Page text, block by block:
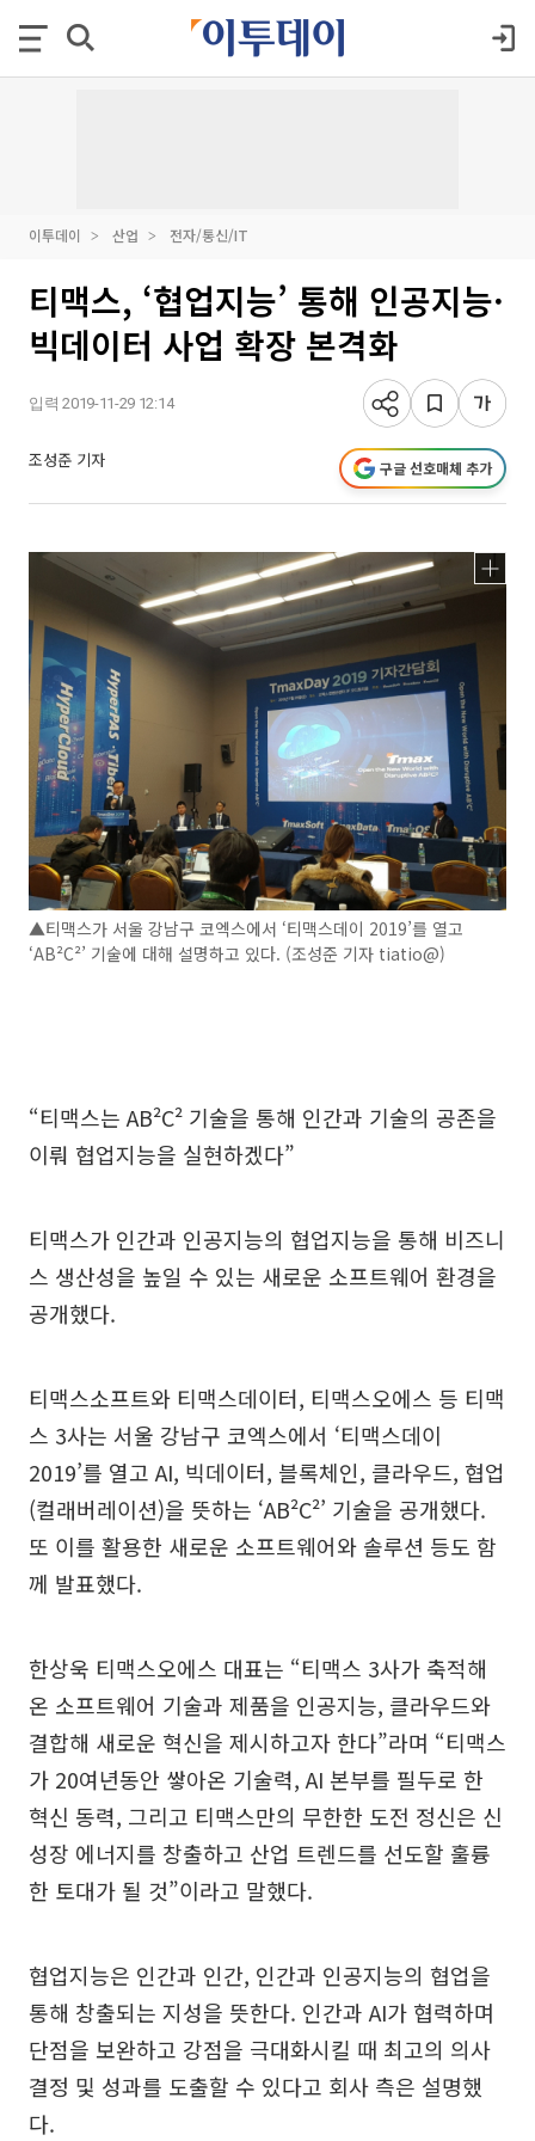
이투데이 산업 전자/통신/IT
티맥스, ‘협업지능’ 통해 인공지능·
빅데이터 사업 확장 본격화
입력 2019-11-29 12:14
조성준 기자 구글 선호매체 추가
▲티맥스가 서울 강남구 코엑스에서 ‘티맥스데이 2019’를 열고
‘AB²C²’ 기술에 대해 설명하고 있다. (조성준 기자 tiatio@)
“티맥스는 AB²C² 기술을 통해 인간과 기술의 공존을
이뤄 협업지능을 실현하겠다”
티맥스가 인간과 인공지능의 협업지능을 통해 비즈니
스 생산성을 높일 수 있는 새로운 소프트웨어 환경을
공개했다.
티맥스소프트와 티맥스데이터, 티맥스오에스 등 티맥
스 3사는 서울 강남구 코엑스에서 ‘티맥스데이
2019’를 열고 AI, 빅데이터, 블록체인, 클라우드, 협업
(컬래버레이션)을 뜻하는 ‘AB²C²’ 기술을 공개했다.
또 이를 활용한 새로운 소프트웨어와 솔루션 등도 함
께 발표했다.
한상욱 티맥스오에스 대표는 “티맥스 3사가 축적해
온 소프트웨어 기술과 제품을 인공지능, 클라우드와
결합해 새로운 혁신을 제시하고자 한다”라며 “티맥스
가 20여년동안 쌓아온 기술력, AI 본부를 필두로 한
혁신 동력, 그리고 티맥스만의 무한한 도전 정신은 신
성장 에너지를 창출하고 산업 트렌드를 선도할 훌륭
한 토대가 될 것”이라고 말했다.
협업지능은 인간과 인간, 인간과 인공지능의 협업을
통해 창출되는 지성을 뜻한다. 인간과 AI가 협력하며
단점을 보완하고 강점을 극대화시킬 때 최고의 의사
결정 및 성과를 도출할 수 있다고 회사 측은 설명했
다.